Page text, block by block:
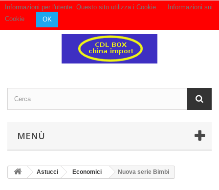
MENÙ
Astucci Economici Nuova serie Bimbi
Informazioni per l'utente: Questo sito utilizza i Cookie.
Informazioni sui
Cookie
OK